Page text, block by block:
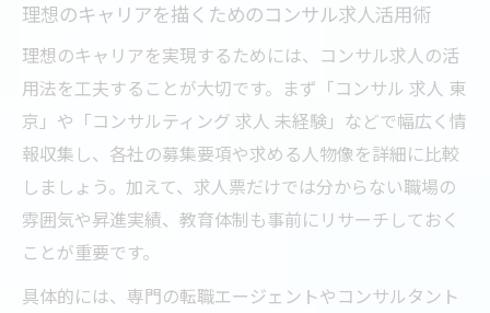
理想のキャリアを描くためのコンサル求人活用術
理想のキャリアを実現するためには、コンサル求人の活
用法を工夫することが大切です。まず「コンサル 求人 東
京」や「コンサルティング 求人 未経験」などで幅広く情
報収集し、各社の募集要項や求める人物像を詳細に比較
しましょう。加えて、求人票だけでは分からない職場の
雰囲気や昇進実績、教育体制も事前にリサーチしておく
ことが重要です。
具体的には、専門の転職エージェントやコンサルタント